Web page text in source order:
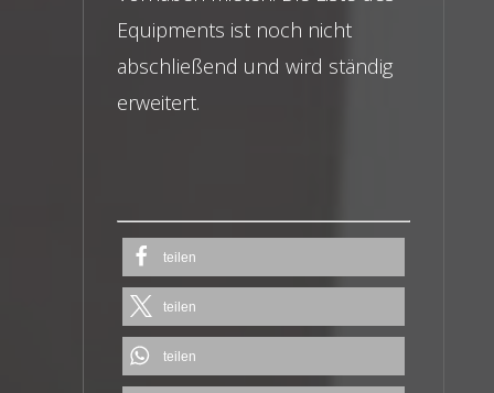
Equipments ist noch nicht
abschließend und wird ständig
erweitert.
teilen
teilen
teilen